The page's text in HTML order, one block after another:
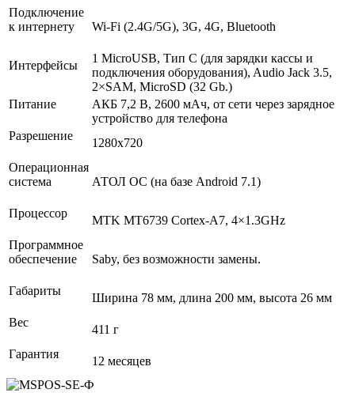
Подключение
к интернету
Wi-Fi (2.4G/5G), 3G, 4G, Bluetooth
Интерфейсы
1 MicroUSB, Тип C (для зарядки кассы и
подключения оборудования), Audio Jack 3.5,
2×SAM, MicroSD (32 Gb.)
Питание
АКБ 7,2 В, 2600 мАч, от сети через зарядное
устройство для телефона
Разрешение
1280х720
Операционная
система
АТОЛ ОС (на базе Android 7.1)
Процессор
MTK MT6739 Cortex-A7, 4×1.3GHz
Программное
обеспечение
Saby, без возможности замены.
Габариты
Ширина 78 мм, длина 200 мм, высота 26 мм
Вес
411 г
Гарантия
12 месяцев